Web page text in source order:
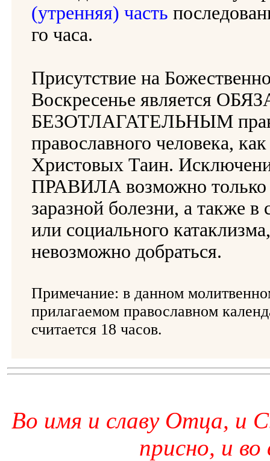
(утренняя) часть
го часа.
Присутствие на
Воскресенье является
БЕЗОТЛАГАТЕЛЬНЫМ
православного человека,
Христовых Таин.
ПРАВИЛА возможно только
заразной болезни, а также в
или социального
невозможно добраться.
Примечание: в данном
прилагаемом православном
считается 18 часов.
Во имя и славу Отца, и
присно, и во